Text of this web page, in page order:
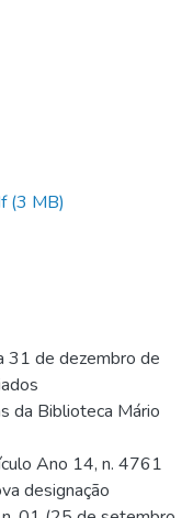
(3 MB)
31 de dezembro de
da Biblioteca Mário
Ano 14, n. 4761
designação